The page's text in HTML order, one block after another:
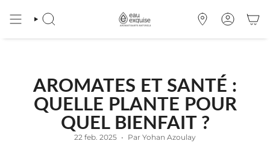
contenu
de
RECHERCHE
OÙ
TROUVER
COMPTE
AROMATES ET SANTÉ :
QUELLE PLANTE POUR
QUEL BIENFAIT ?
22 feb. 2025 Par Yohan Azoulay